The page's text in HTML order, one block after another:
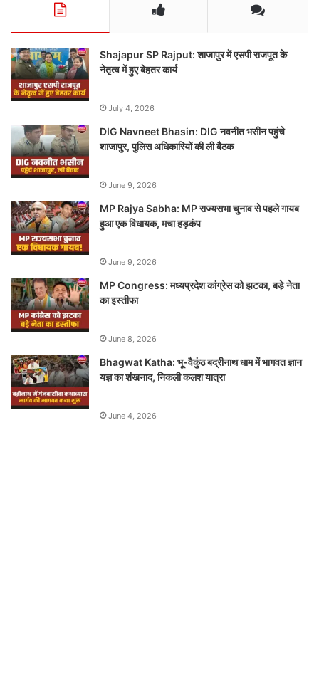
Shajapur SP Rajput: शाजापुर में एसपी राजपूत के
नेतृत्व में हुए बेहतर कार्य
July 4, 2026
DIG Navneet Bhasin: DIG नवनीत भसीन पहुंचे
शाजापुर, पुलिस अधिकारियों की ली बैठक
June 9, 2026
MP Rajya Sabha: MP राज्यसभा चुनाव से पहले गायब
हुआ एक विधायक, मचा हड़कंप
June 9, 2026
MP Congress: मध्यप्रदेश कांग्रेस को झटका, बड़े नेता
का इस्तीफा
June 8, 2026
Bhagwat Katha: भू-वैकुंठ बद्रीनाथ धाम में भागवत ज्ञान
यज्ञ का शंखनाद, निकली कलश यात्रा
June 4, 2026